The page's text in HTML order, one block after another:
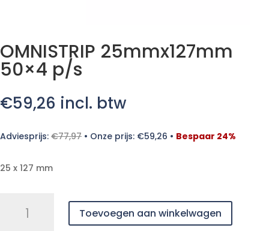
OMNISTRIP 25mmx127mm
50×4 p/s
€59,26 incl. btw
Adviesprijs: €77,97 • Onze prijs: €59,26 • Bespaar 24%
25 x 127 mm
25mmx127mm
Toevoegen aan winkelwagen